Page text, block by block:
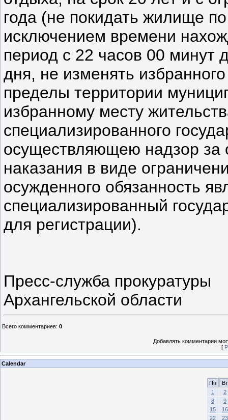
года (не покидать жилище
исключением времени
период с 22 часов 00 минут
дня, не изменять
пределы территории
избранному месту
специализированного
осуществляющею надзор
наказания в виде
осужденного обязанность
специализированный
для регистрации).
Пресс-служба прокуратуры
Архангельской области
Всего комментариев: 0
Добавлять комментарии
[
Calendar
Пн
Вт
1
2
8
9
15
16
22
23